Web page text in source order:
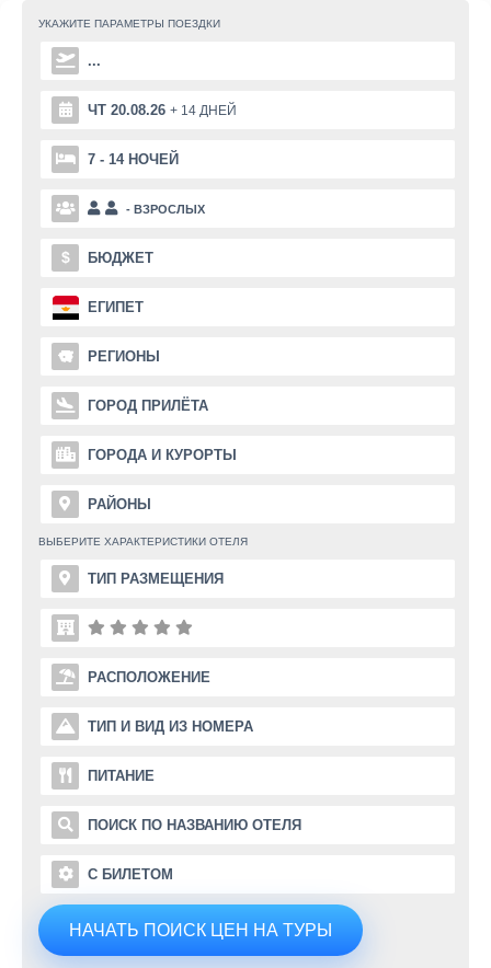
УКАЖИТЕ ПАРАМЕТРЫ
ВЫБЕРИТЕ ХАРАКТЕРИСТИКИ ОТЕЛЯ
С БИЛЕТОМ
НАЧАТЬ ПОИСК ЦЕН НА ТУРЫ